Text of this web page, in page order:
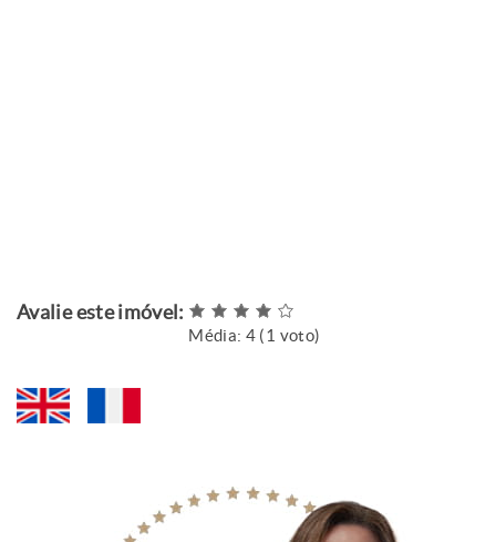
Avalie este imóvel:
Média: 4 (1 voto)